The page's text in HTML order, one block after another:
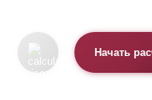
Начать